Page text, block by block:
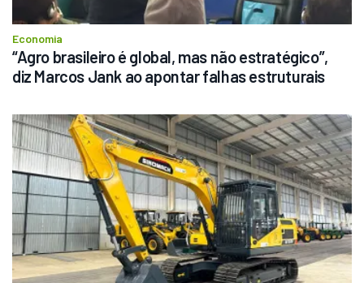
Economia
“Agro brasileiro é global, mas não estratégico”,
diz Marcos Jank ao apontar falhas estruturais